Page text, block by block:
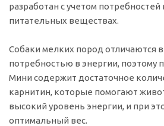
разработан с учетом потребностей
питательных веществах.
Собаки мелких пород отличаются
потребностью в энергии, поэтому
Мини содержит достаточное
карнитин, которые помогают
высокий уровень энергии, и при
оптимальный вес.